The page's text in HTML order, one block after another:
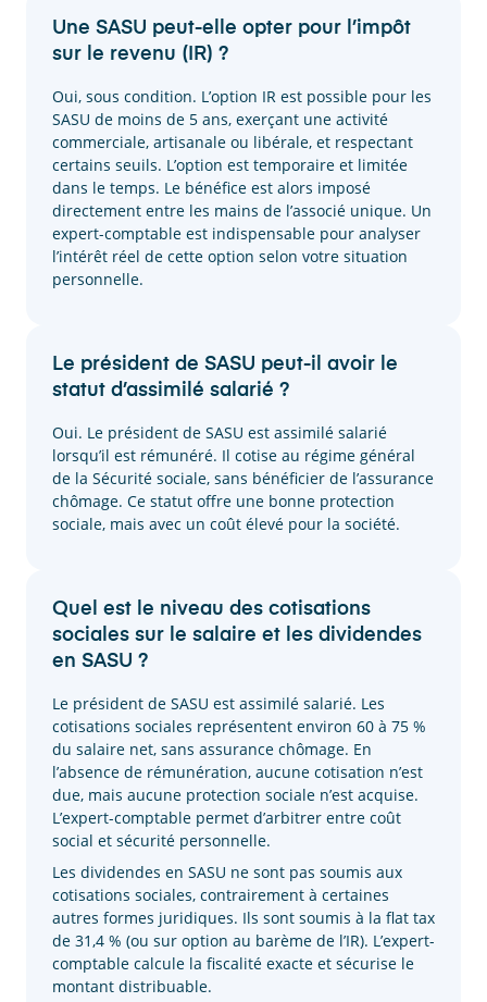
Une SASU peut-elle opter pour l’impôt
sur le revenu (IR) ?
Oui, sous condition. L’option IR est possible pour les
SASU de moins de 5 ans, exerçant une activité
commerciale, artisanale ou libérale, et respectant
certains seuils. L’option est temporaire et limitée
dans le temps. Le bénéfice est alors imposé
directement entre les mains de l’associé unique. Un
expert-comptable est indispensable pour analyser
l’intérêt réel de cette option selon votre situation
personnelle.
Le président de SASU peut-il avoir le
statut d’assimilé salarié ?
Oui. Le président de SASU est assimilé salarié
lorsqu’il est rémunéré. Il cotise au régime général
de la Sécurité sociale, sans bénéficier de l’assurance
chômage. Ce statut offre une bonne protection
sociale, mais avec un coût élevé pour la société.
Quel est le niveau des cotisations
sociales sur le salaire et les dividendes
en SASU ?
Le président de SASU est assimilé salarié. Les
cotisations sociales représentent environ 60 à 75 %
du salaire net, sans assurance chômage. En
l’absence de rémunération, aucune cotisation n’est
due, mais aucune protection sociale n’est acquise.
L’expert-comptable permet d’arbitrer entre coût
social et sécurité personnelle.
Les dividendes en SASU ne sont pas soumis aux
cotisations sociales, contrairement à certaines
autres formes juridiques. Ils sont soumis à la flat tax
de 31,4 % (ou sur option au barème de l’IR). L’expert-
comptable calcule la fiscalité exacte et sécurise le
montant distribuable.